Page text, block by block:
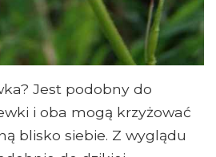
Jest podobny do
i oba mogą krzyżować
blisko siebie. Z wyglądu